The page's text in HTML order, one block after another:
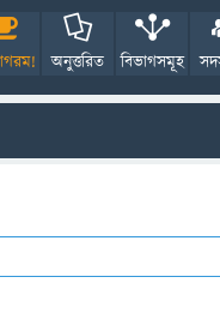
অনুত্তরিত বিভাগসমূহ